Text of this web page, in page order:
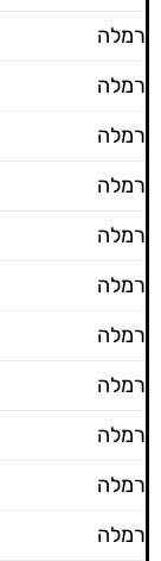
רמלה
רמלה
רמלה
רמלה
רמלה
רמלה
רמלה
רמלה
רמלה
רמלה
רמלה